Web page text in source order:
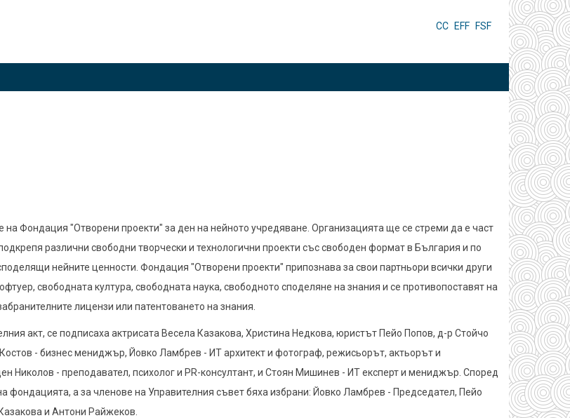
HEADER
CC EFF FSF
на Фондация "Отворени проекти" за ден на нейното учредяване. Организацията ще се стреми да е част
различни свободни творчески и технологични проекти със свободен формат в България и по
нейните ценности. Фондация "Отворени проекти" припознава за свои партньори всички други
свободната култура, свободната наука, свободното споделяне на знания и се противопоставят на
лицензи или патентоването на знания.
акт, се подписаха актрисата Весела Казакова, Христина Недкова, юристът Пейо Попов, д-р Стойчо
- бизнес мениджър, Йовко Ламбрев - ИТ архитект и фотограф, режисьорът, актьорът и
Николов - преподавател, психолог и PR-консултант, и Стоян Мишинев - ИТ експерт и мениджър. Според
фондацията, а за членове на Управителния съвет бяха избрани: Йовко Ламбрев - Председател, Пейо
и Антони Райжеков.